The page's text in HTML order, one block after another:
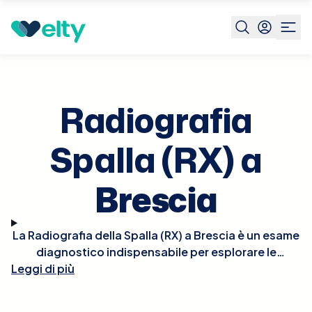
Prenota visita Brescia
Radiografia
Spalla (RX) a
Brescia
La Radiografia della Spalla (RX) a Brescia è un esame
diagnostico indispensabile per esplorare le
condizioni dell'articolazione della spalla, inclusi
Leggi di più